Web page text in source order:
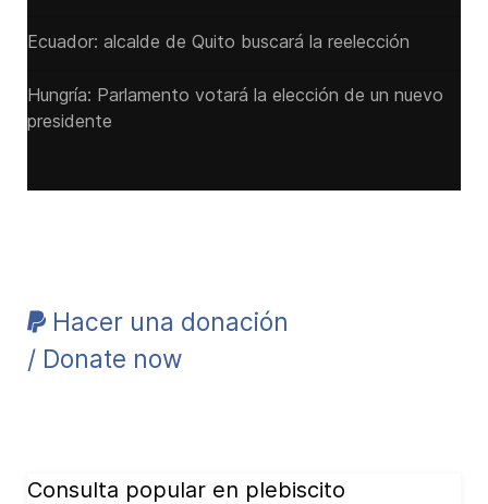
Ecuador: alcalde de Quito buscará la reelección
Hungría: Parlamento votará la elección de un nuevo
presidente
Hacer una donación
/ Donate now
Consulta popular en plebiscito